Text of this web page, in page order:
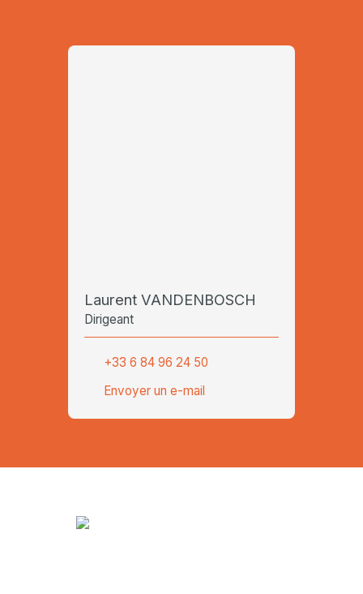
Laurent VANDENBOSCH
Dirigeant
+33 6 84 96 24 50
Envoyer un e-mail